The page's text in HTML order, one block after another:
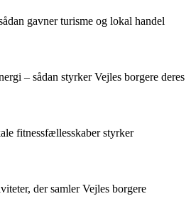
gavner turisme og lokal handel
– sådan styrker Vejles borgere deres
fitnessfællesskaber styrker
der samler Vejles borgere